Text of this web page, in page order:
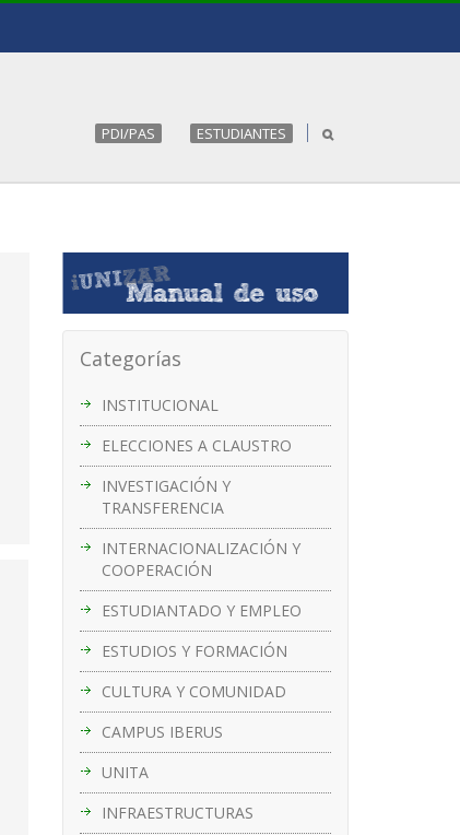
PDI/PAS ESTUDIANTES
Categorías
INSTITUCIONAL
ELECCIONES A CLAUSTRO
INVESTIGACIÓN Y
TRANSFERENCIA
INTERNACIONALIZACIÓN Y
COOPERACIÓN
ESTUDIANTADO Y EMPLEO
ESTUDIOS Y FORMACIÓN
CULTURA Y COMUNIDAD
CAMPUS IBERUS
UNITA
INFRAESTRUCTURAS